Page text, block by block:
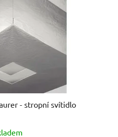
- stropní svítidlo